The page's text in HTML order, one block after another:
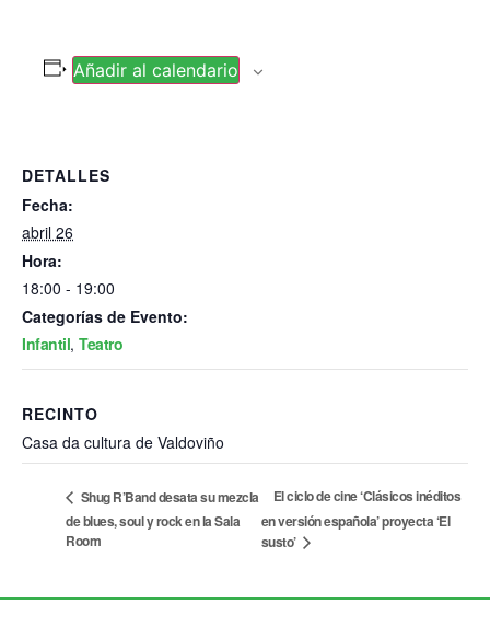
Añadir al calendario
DETALLES
Fecha:
abril 26
Hora:
18:00 - 19:00
Categorías de Evento:
Infantil, Teatro
RECINTO
Casa da cultura de Valdoviño
Shug R’Band desata su mezcla
de blues, soul y rock en la Sala
Room
El ciclo de cine ‘Clásicos inéditos
en versión española’ proyecta ‘El
susto’